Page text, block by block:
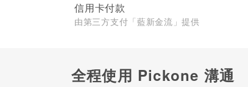
信用卡付款
由第三方支付「藍新金流」提供
全程使用 Pickone 溝通